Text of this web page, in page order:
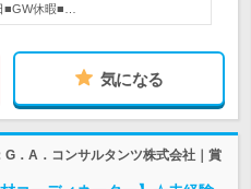
■GW休暇■…
気になる
G．A．コンサルタンツ株式会社｜賞